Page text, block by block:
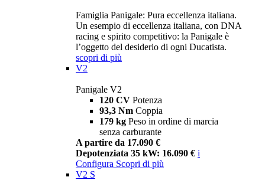
Famiglia Panigale: Pura eccellenza italiana.
Un esempio di eccellenza italiana, con DNA
racing e spirito competitivo: la Panigale è
l’oggetto del desiderio di ogni Ducatista.
scopri di più
V2
Panigale V2
120 CV Potenza
93,3 Nm Coppia
179 kg Peso in ordine di marcia
senza carburante
A partire da 17.090 €
Depotenziata 35 kW: 16.090 € i
Configura Scopri di più
V2 S